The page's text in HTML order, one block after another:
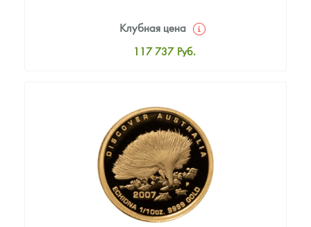
Клубная цена
117 737 Руб.
Цена выкупа
Звоните